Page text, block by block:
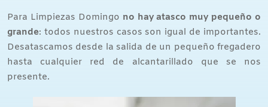
Para Limpiezas Domingo no hay atasco muy pequeño o
grande: todos nuestros casos son igual de importantes.
Desatascamos desde la salida de un pequeño fregadero
hasta cualquier red de alcantarillado que se nos
presente.